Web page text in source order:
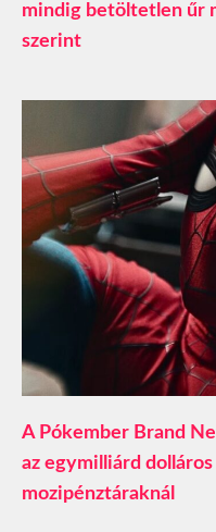
mindig betöltetlen űr
szerint
A Pókember Brand
az egymilliárd
mozipénztáraknál